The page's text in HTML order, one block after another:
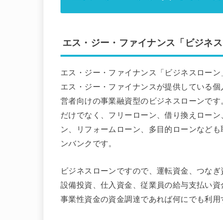
エス・ジー・ファイナンス「ビジネ
エス・ジー・ファイナンス「ビジネスローン
エス・ジー・ファイナンスが提供している個
営者向けの事業融資型のビジネスローンです
だけでなく、フリーローン、借り換えローン
ン、リフォームローン、多目的ローンなども
ンバンクです。
ビジネスローンですので、運転資金、つなぎ
設備投資、仕入資金、従業員の給与支払い
事業性資金の資金調達であれば何にでも利用